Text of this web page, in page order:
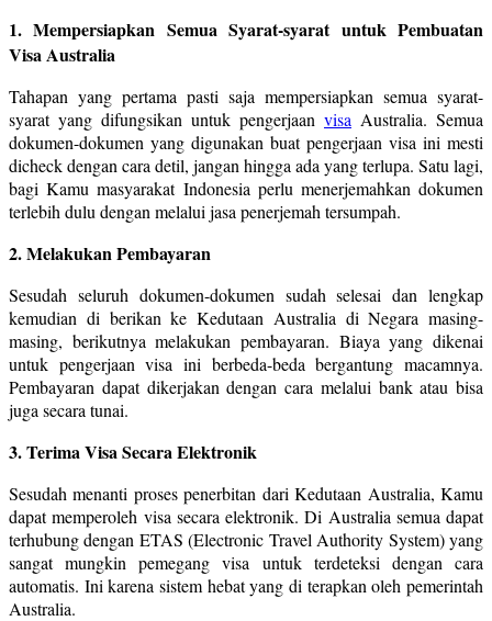
1. Mempersiapkan Semua Syarat-syarat untuk Pembuatan
Visa Australia
Tahapan yang pertama pasti saja mempersiapkan semua syarat-
syarat yang difungsikan untuk pengerjaan visa Australia. Semua
dokumen-dokumen yang digunakan buat pengerjaan visa ini mesti
dicheck dengan cara detil, jangan hingga ada yang terlupa. Satu lagi,
bagi Kamu masyarakat Indonesia perlu menerjemahkan dokumen
terlebih dulu dengan melalui jasa penerjemah tersumpah.
2. Melakukan Pembayaran
Sesudah seluruh dokumen-dokumen sudah selesai dan lengkap
kemudian di berikan ke Kedutaan Australia di Negara masing-
masing, berikutnya melakukan pembayaran. Biaya yang dikenai
untuk pengerjaan visa ini berbeda-beda bergantung macamnya.
Pembayaran dapat dikerjakan dengan cara melalui bank atau bisa
juga secara tunai.
3. Terima Visa Secara Elektronik
Sesudah menanti proses penerbitan dari Kedutaan Australia, Kamu
dapat memperoleh visa secara elektronik. Di Australia semua dapat
terhubung dengan ETAS (Electronic Travel Authority System) yang
sangat mungkin pemegang visa untuk terdeteksi dengan cara
automatis. Ini karena sistem hebat yang di terapkan oleh pemerintah
Australia.